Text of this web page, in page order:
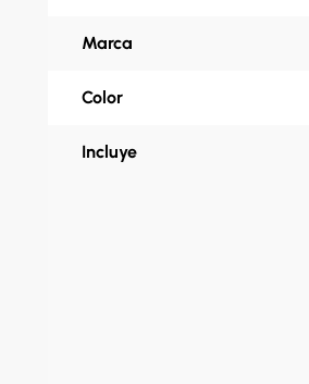
Marca
Color
Incluye